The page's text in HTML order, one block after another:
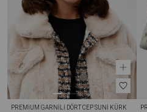
PREMIUM GARNILI DÖRT CEP SUNI KÜRK